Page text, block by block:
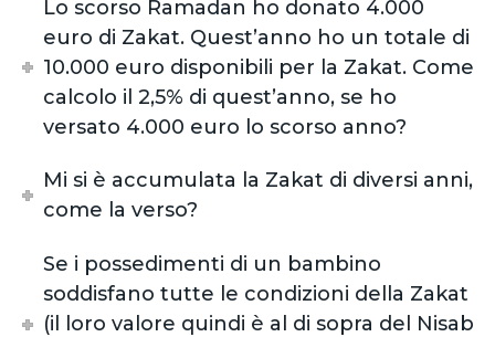
Lo scorso Ramadan ho donato 4.000
euro di Zakat. Quest’anno ho un totale di
10.000 euro disponibili per la Zakat. Come
calcolo il 2,5% di quest’anno, se ho
versato 4.000 euro lo scorso anno?
Mi si è accumulata la Zakat di diversi anni,
come la verso?
Se i possedimenti di un bambino
soddisfano tutte le condizioni della Zakat
(il loro valore quindi è al di sopra del Nisab